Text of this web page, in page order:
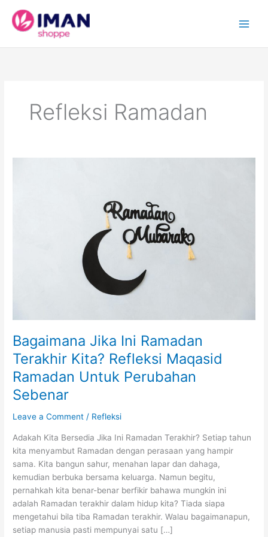
content
Refleksi Ramadan
Bagaimana Jika Ini Ramadan
Terakhir Kita? Refleksi Maqasid
Ramadan Untuk Perubahan
Sebenar
Leave a Comment / Refleksi
Adakah Kita Bersedia Jika Ini Ramadan Terakhir? Setiap tahun
kita menyambut Ramadan dengan perasaan yang hampir
sama. Kita bangun sahur, menahan lapar dan dahaga,
kemudian berbuka bersama keluarga. Namun begitu,
pernahkah kita benar-benar berfikir bahawa mungkin ini
adalah Ramadan terakhir dalam hidup kita? Tiada siapa
mengetahui bila tiba Ramadan terakhir. Walau bagaimanapun,
setiap manusia pasti mempunyai satu […]